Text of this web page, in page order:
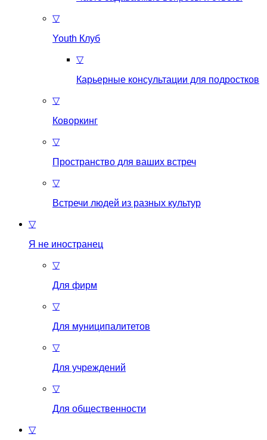
▽
Youth Клуб
▽
Карьерные консультации для подростков
▽
Коворкинг
▽
Пространство для ваших встреч
▽
Встречи людей из разных культур
▽
Я не иностранец
▽
Для фирм
▽
Для муниципалитетов
▽
Для учреждений
▽
Для общественности
▽